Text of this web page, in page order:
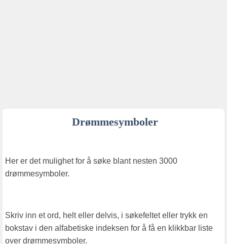
Drømmesymboler
Her er det mulighet for å søke blant nesten 3000
drømmesymboler.
Skriv inn et ord, helt eller delvis, i søkefeltet eller trykk en
bokstav i den alfabetiske indeksen for å få en klikkbar liste
over drømmesymboler.